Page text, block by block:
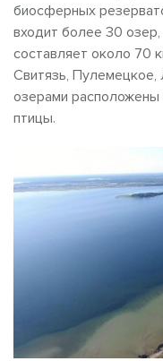
биосферных
входит более 30
составляет около 70
Свитязь,
озерами расположены
птицы.